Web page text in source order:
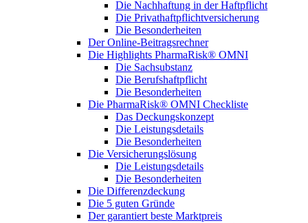
Die Nachhaftung in der Haftpflicht
Die Privathaftpflichtversicherung
Die Besonderheiten
Der Online-Beitragsrechner
Die Highlights PharmaRisk® OMNI
Die Sachsubstanz
Die Berufshaftpflicht
Die Besonderheiten
Die PharmaRisk® OMNI Checkliste
Das Deckungskonzept
Die Leistungsdetails
Die Besonderheiten
Die Versicherungslösung
Die Leistungsdetails
Die Besonderheiten
Die Differenzdeckung
Die 5 guten Gründe
Der garantiert beste Marktpreis